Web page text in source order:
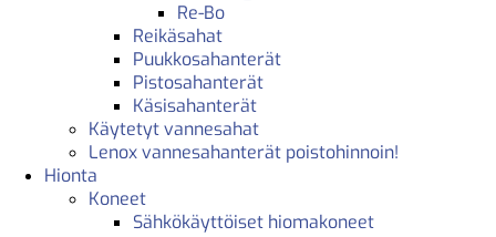
Re-Bo
Reikäsahat
Puukkosahanterät
Pistosahanterät
Käsisahanterät
Käytetyt vannesahat
Lenox vannesahanterät poistohinnoin!
Hionta
Koneet
Sähkökäyttöiset hiomakoneet